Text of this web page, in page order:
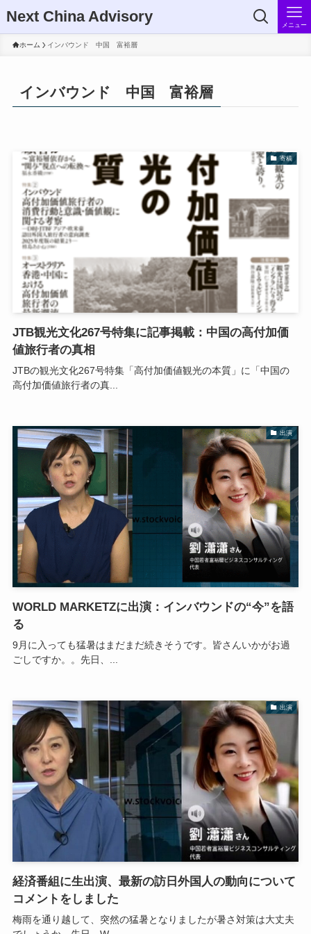
Next China Advisory メニュー
ホーム インバウンド 中国 富裕層
インバウンド 中国 富裕層
寄稿
JTB観光文化267号特集に記事掲載：中国の高付加価
値旅行者の真相
JTBの観光文化267号特集「高付加価値観光の本質」に「中国の
高付加価値旅行者の真...
出演
WORLD MARKETZに出演：インバウンドの“今”を語
る
9月に入っても猛暑はまだまだ続きそうです。皆さんいかがお過
ごしですか。。先日、...
出演
経済番組に生出演、最新の訪日外国人の動向について
コメントをしました
梅雨を通り越して、突然の猛暑となりましたが暑さ対策は大丈夫